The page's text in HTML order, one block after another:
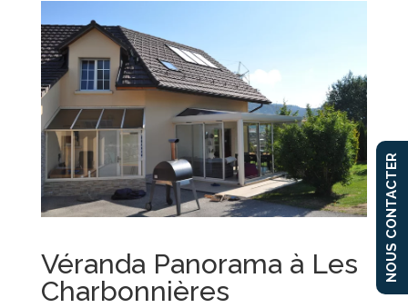
Véranda Panorama à Les
Charbonnières
NOUS CONTACTER